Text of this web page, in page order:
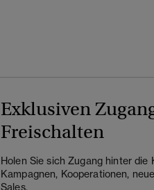
Exklusiven
Freischalten
Holen Sie sich Zugang hinter die
Kampagnen, Kooperationen,
Sales.